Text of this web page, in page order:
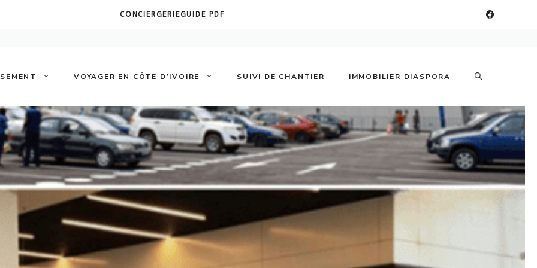
CONCIERGERIEGUIDE PDF
VOYAGER EN CÔTE D’IVOIRE SUIVI DE CHANTIER IMMOBILIER DIASPORA